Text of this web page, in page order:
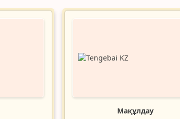
Мақұлдау